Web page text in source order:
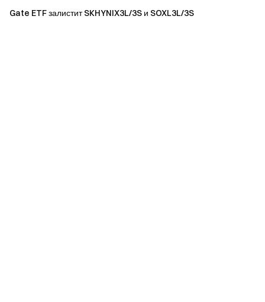
Посетите официальный сайт Gate
Gate ETF залистит SKHYNIX3L/3S и SOXL3L/3S